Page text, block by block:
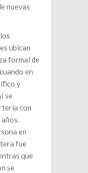
nuevas
ubican
formal de
en
y
se
con
en
fue
que
se